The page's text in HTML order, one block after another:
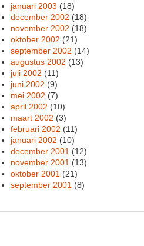
januari 2003 (18)
december 2002 (18)
november 2002 (18)
oktober 2002 (21)
september 2002 (14)
augustus 2002 (13)
juli 2002 (11)
juni 2002 (9)
mei 2002 (7)
april 2002 (10)
maart 2002 (3)
februari 2002 (11)
januari 2002 (10)
december 2001 (12)
november 2001 (13)
oktober 2001 (21)
september 2001 (8)